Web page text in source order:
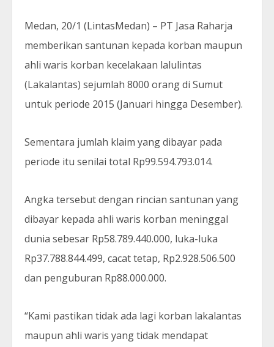
Medan, 20/1 (LintasMedan) – PT Jasa Raharja
memberikan santunan kepada korban maupun
ahli waris korban kecelakaan lalulintas
(Lakalantas) sejumlah 8000 orang di Sumut
untuk periode 2015 (Januari hingga Desember).
Sementara jumlah klaim yang dibayar pada
periode itu senilai total Rp99.594.793.014.
Angka tersebut dengan rincian santunan yang
dibayar kepada ahli waris korban meninggal
dunia sebesar Rp58.789.440.000, luka-luka
Rp37.788.844.499, cacat tetap, Rp2.928.506.500
dan penguburan Rp88.000.000.
“Kami pastikan tidak ada lagi korban lakalantas
maupun ahli waris yang tidak mendapat